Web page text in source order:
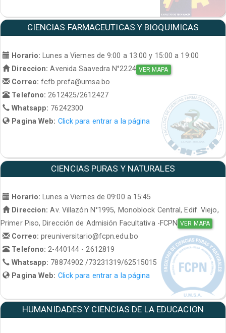
CIENCIAS FARMACEUTICAS Y BIOQUIMICAS
Horario: Lunes a Viernes de 9:00 a 13:00 y 15:00 a 19:00
Direccion: Avenida Saavedra N°2224 VER MAPA
Correo:fcfb.prefa@umsa.bo
Telefono:2612425/2612427
Whatsapp: 76242300
Pagina Web: Click para entrar a la página
CIENCIAS PURAS Y NATURALES
Horario:
Lunes a Viernes de 09:00 a 15:45
Direccion: Av. Villazón N°1995, Monoblock Central, Edif. Viejo,
Primer Piso, Dirección de Admisión Facultativa -FCPN VER MAPA
Correo:preuniversitario@fcpn.edu.bo
Telefono: 2-440144 - 2612819
Whatsapp: 78874902 /73231319/62515015
Pagina Web: Click para entrar a la página
HUMANIDADES Y CIENCIAS DE LA EDUCACION